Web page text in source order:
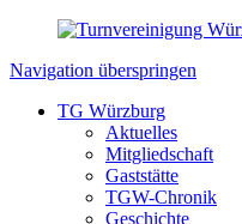
Navigation überspringen
TG Würzburg
Aktuelles
Mitgliedschaft
Gaststätte
TGW-Chronik
Geschichte